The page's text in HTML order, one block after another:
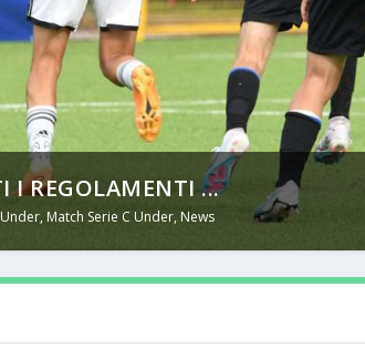
I REGOLAMENTI ...
,Match Serie C Under,News